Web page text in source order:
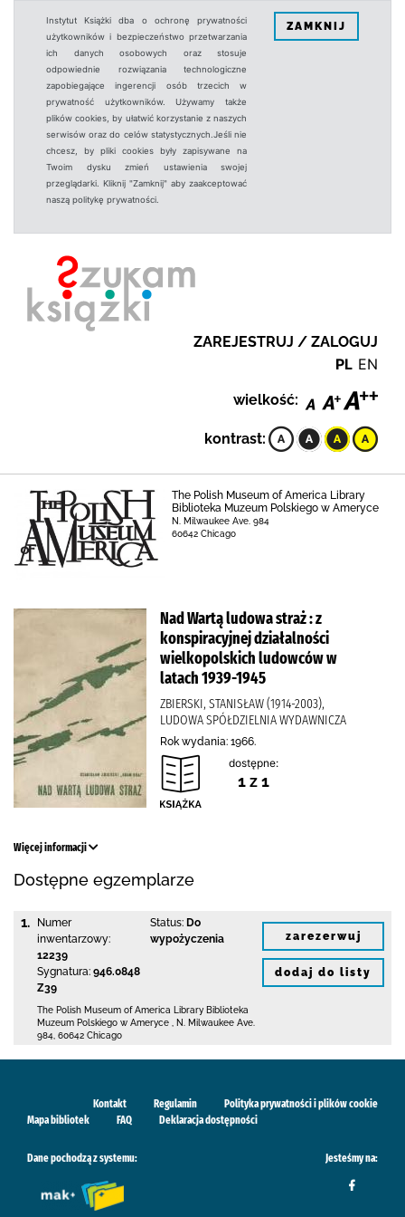
Instytut Książki dba o ochronę prywatności
użytkowników i bezpieczeństwo przetwarzania
ich danych osobowych oraz stosuje
odpowiednie rozwiązania technologiczne
zapobiegające ingerencji osób trzecich w
prywatność użytkowników. Używamy także
plików cookies, by ułatwić korzystanie z naszych
serwisów oraz do celów statystycznych.Jeśli nie
chcesz, by pliki cookies były zapisywane na
Twoim dysku zmień ustawienia swojej
przeglądarki. Kliknij "Zamknij" aby zaakceptować
naszą politykę prywatności.
ZAMKNIJ
ZAREJESTRUJ / ZALOGUJ
PL EN
wielkość:
kontrast:
The Polish Museum of America Library
Biblioteka Muzeum Polskiego w Ameryce
N. Milwaukee Ave. 984
60642 Chicago
Nad Wartą ludowa straż : z
konspiracyjnej działalności
wielkopolskich ludowców w
latach 1939-1945
ZBIERSKI, STANISŁAW (1914-2003),
LUDOWA SPÓŁDZIELNIA WYDAWNICZA
Rok wydania: 1966.
dostępne:
1 z 1
Więcej informacji
Dostępne egzemplarze
1.
Numer
inwentarzowy:
12239
Sygnatura: 946.0848
Z39
Status: Do
wypożyczenia
The Polish Museum of America Library Biblioteka
Muzeum Polskiego w Ameryce
N. Milwaukee Ave.
984 60642 Chicago
zarezerwuj
dodaj do listy
Kontakt Regulamin
Polityka prywatności i plików cookie
Mapa bibliotek
FAQ Deklaracja dostępności
Dane pochodzą z systemu: Jesteśmy na: